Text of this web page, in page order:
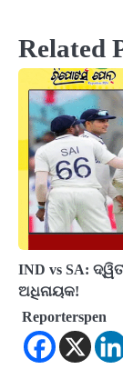
Related
IND vs SA:
ଅଧିନାୟକ!
Reporterspen